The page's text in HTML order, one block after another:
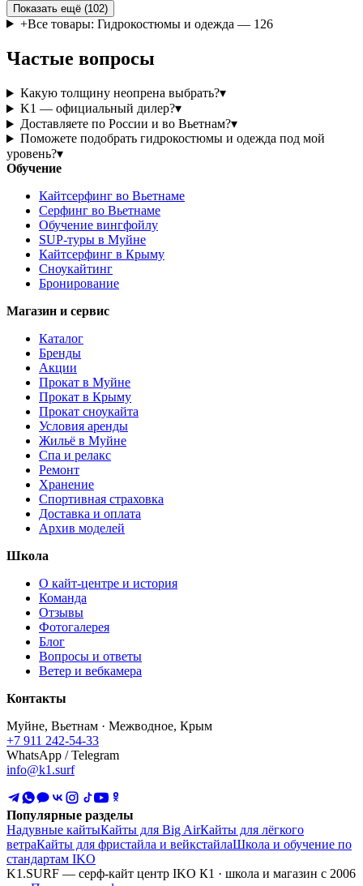
Показать ещё (102)
+Все товары: Гидрокостюмы и одежда — 126
Частые вопросы
Какую толщину неопрена выбрать?▾
K1 — официальный дилер?▾
Доставляете по России и во Вьетнам?▾
Поможете подобрать гидрокостюмы и одежда под мой
уровень?▾
Обучение
Кайтсерфинг во Вьетнаме
Серфинг во Вьетнаме
Обучение вингфойлу
SUP-туры в Муйне
Кайтсерфинг в Крыму
Сноукайтинг
Бронирование
Магазин и сервис
Каталог
Бренды
Акции
Прокат в Муйне
Прокат в Крыму
Прокат сноукайта
Условия аренды
Жильё в Муйне
Спа и релакс
Ремонт
Хранение
Спортивная страховка
Доставка и оплата
Архив моделей
Школа
О кайт-центре и история
Команда
Отзывы
Фотогалерея
Блог
Вопросы и ответы
Ветер и вебкамера
Контакты
Муйне, Вьетнам · Межводное, Крым
+7 911 242-54-33
WhatsApp / Telegram
info@k1.surf
Популярные разделы
Надувные кайтыКайты для Big AirКайты для лёгкого
ветраКайты для фристайла и вейкстайлаШкола и обучение по
стандартам IKO
K1.SURF — серф-кайт центр IKO К1 · школа и магазин с 2006